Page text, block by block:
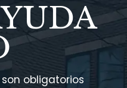
obligatorios